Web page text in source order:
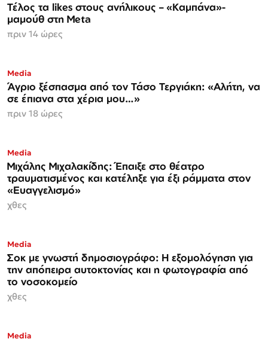
Τέλος τα likes στους ανήλικους – «Καμπάνα»-
μαμούθ στη Meta
πριν 14 ώρες
Media
Άγριο ξέσπασμα από τον Τάσο Τεργιάκη: «Αλήτη, να
σε έπιανα στα χέρια μου…»
πριν 18 ώρες
Media
Μιχάλης Μιχαλακίδης: Έπαιξε στο θέατρο
τραυματισμένος και κατέληξε για έξι ράμματα στον
«Ευαγγελισμό»
χθες
Media
Σοκ με γνωστή δημοσιογράφο: Η εξομολόγηση για
την απόπειρα αυτοκτονίας και η φωτογραφία από
το νοσοκομείο
χθες
Media